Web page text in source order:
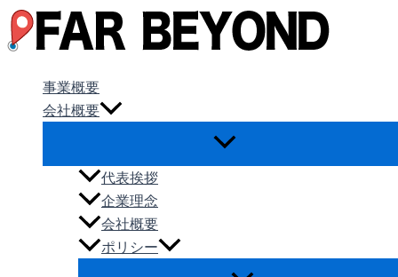
内
容
事業概要
会社概要
代表挨拶
企業理念
会社概要
ポリシー